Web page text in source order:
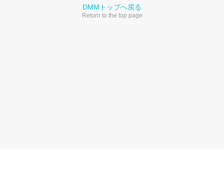
DMMトップへ戻る
Return to the top page